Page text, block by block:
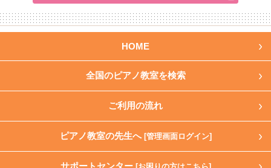
HOME
全国のピアノ教室を検索
ご利用の流れ
ピアノ教室の先生へ [管理画面ログイン]
サポートセンター